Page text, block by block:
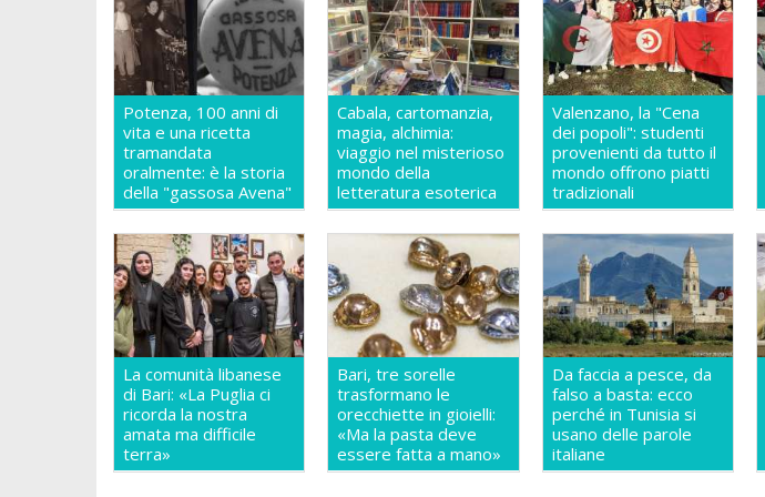
Potenza, 100 anni di
vita e una ricetta
tramandata
oralmente: è la storia
della "gassosa Avena"
Cabala, cartomanzia,
magia, alchimia:
viaggio nel misterioso
mondo della
letteratura esoterica
Valenzano, la "Cena
dei popoli": studenti
provenienti da tutto il
mondo offrono piatti
tradizionali
La comunità libanese
di Bari: «La Puglia ci
ricorda la nostra
amata ma difficile
terra»
Bari, tre sorelle
trasformano le
orecchiette in gioielli:
«Ma la pasta deve
essere fatta a mano»
Da faccia a pesce, da
falso a basta: ecco
perché in Tunisia si
usano delle parole
italiane